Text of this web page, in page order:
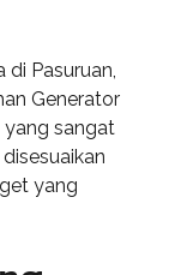
di Pasuruan,
Generator
yang sangat
yang